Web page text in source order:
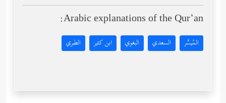
Arabic explanations of the Qur’an:
المُيسَّر السعدي البغوي ابن كثير الطبري